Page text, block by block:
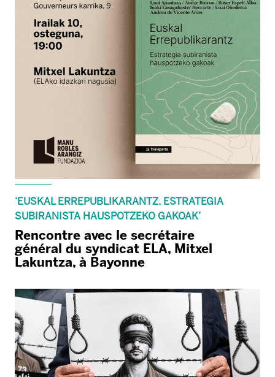
‘EUSKAL ERREPUBLIKARANTZ. ESTRATEGIA
SUBIRANISTA HAUSPOTZEKO GAKOAK’
Rencontre avec le secrétaire
général du syndicat ELA, Mitxel
Lakuntza, à Bayonne